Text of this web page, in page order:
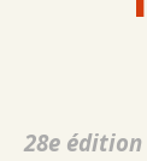
28e édition